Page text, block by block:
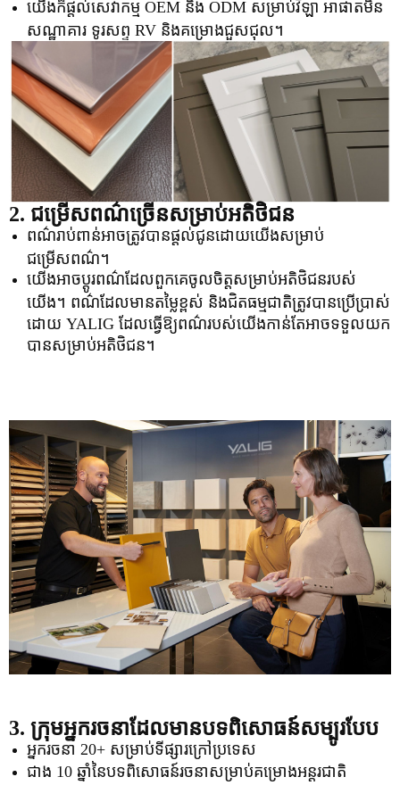
យើងក៏ផ្តល់សេវាកម្ម OEM និង ODM សម្រាប់វីឡា អាផាតមិន
សណ្ឋាគារ ទូរសព្ទ RV និងគម្រោងជួសជុល។
2. ជម្រើសពណ៌ច្រើនសម្រាប់អតិថិជន
ពណ៌រាប់ពាន់អាចត្រូវបានផ្តល់ជូនដោយយើងសម្រាប់
ជម្រើសពណ៌។
យើងអាចប្ដូរពណ៌ដែលពួកគេចូលចិត្តសម្រាប់អតិថិជនរបស់
យើង។ ពណ៌ដែលមានតម្លៃខ្ពស់ និងជិតធម្មជាតិត្រូវបានប្រើប្រាស់
ដោយ YALIG ដែលធ្វើឱ្យពណ៌របស់យើងកាន់តែអាចទទួលយក
បានសម្រាប់អតិថិជន។
3. ក្រុមអ្នករចនាដែលមានបទពិសោធន៍សម្បូរបែប
អ្នករចនា 20+ សម្រាប់ទីផ្សារក្រៅប្រទេស
ជាង 10 ឆ្នាំនៃបទពិសោធន៍រចនាសម្រាប់គម្រោងអន្តរជាតិ